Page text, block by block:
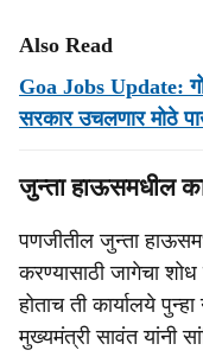
Also Read
Goa Jobs Update:
सरकार उचलणार मोठे
जुन्‍ता हाऊसमधील
पणजीतील जुन्‍ता
करण्‍यासाठी जागेचा
होताच ती कार्यालये
मुख्‍यमंत्री सावंत यांनी